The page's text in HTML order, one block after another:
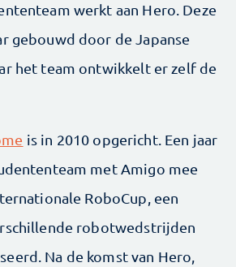
werkt aan Hero. Deze
gebouwd door de Japanse
het team ontwikkelt er zelf de
is in 2010 opgericht. Een jaar
met Amigo mee
RoboCup, een
robotwedstrijden
Na de komst van Hero,